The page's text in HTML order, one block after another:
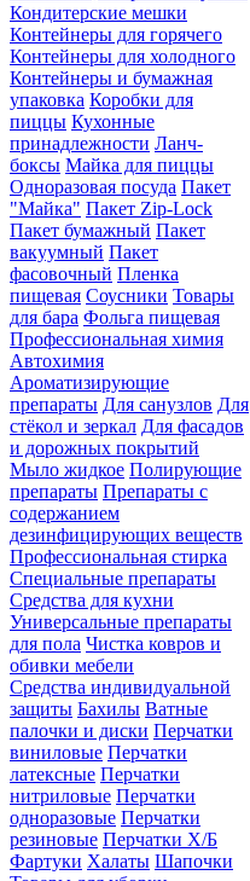
Кондитерские мешки
Контейнеры для горячего
Контейнеры для холодного
Контейнеры и бумажная
упаковка Коробки для
пиццы Кухонные
принадлежности Ланч-
боксы Майка для пиццы
Одноразовая посуда Пакет
"Майка" Пакет Zip-Lock
Пакет бумажный Пакет
вакуумный Пакет
фасовочный Пленка
пищевая Соусники Товары
для бара Фольга пищевая
Профессиональная химия
Автохимия
Ароматизирующие
препараты Для санузлов Для
стёкол и зеркал Для фасадов
и дорожных покрытий
Мыло жидкое Полирующие
препараты Препараты с
содержанием
дезинфицирующих веществ
Профессиональная стирка
Специальные препараты
Средства для кухни
Универсальные препараты
для пола Чистка ковров и
обивки мебели
Средства индивидуальной
защиты Бахилы Ватные
палочки и диски Перчатки
виниловые Перчатки
латексные Перчатки
нитриловые Перчатки
одноразовые Перчатки
резиновые Перчатки Х/Б
Фартуки Халаты Шапочки